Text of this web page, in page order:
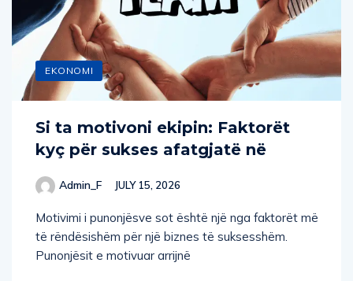
EKONOMI
Si ta motivoni ekipin: Faktorët
kyç për sukses afatgjatë në
Admin_F JULY 15, 2026
Motivimi i punonjësve sot është një nga faktorët më
të rëndësishëm për një biznes të suksesshëm.
Punonjësit e motivuar arrijnë